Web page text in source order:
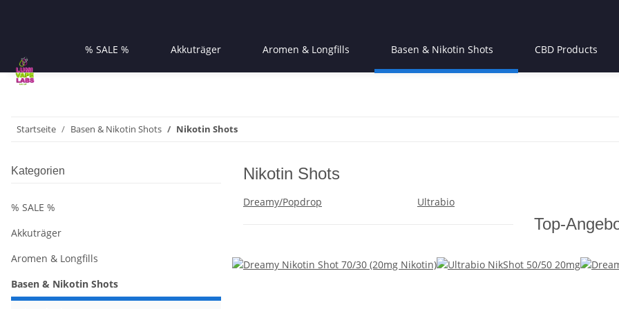
% SALE % Akkuträger Aromen & Longfills Basen & Nikotin Shots CBD Products
Startseite Basen & Nikotin Shots Nikotin Shots
Nikotin Shots
Dreamy/Popdrop Ultrabio
Top-
Kategorien
% SALE %
Akkuträger
Aromen & Longfills
Basen & Nikotin Shots